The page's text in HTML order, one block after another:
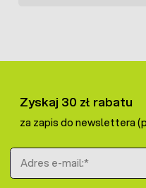
60 kg - 720 g
Zyskaj 30 zł rabatu
za zapis do newslettera
Adres e-mail